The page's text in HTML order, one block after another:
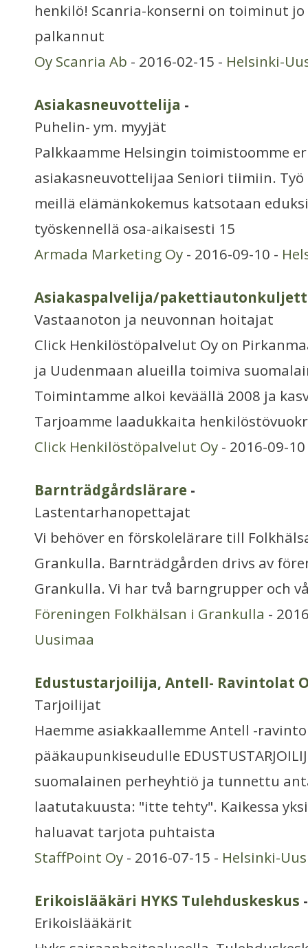
henkilö! Scanria-konserni on toiminut
palkannut
Oy Scanria Ab - 2016-02-15 - Helsinki-
Asiakasneuvottelija -
Puhelin- ym. myyjät
Palkkaamme Helsingin toimistoomme
asiakasneuvottelijaa Seniori tiimiin.
meillä elämänkokemus katsotaan
työskennellä osa-aikaisesti 15
Armada Marketing Oy - 2016-09-10 -
Asiakaspalvelija/
Vastaanoton ja neuvonnan hoitajat
Click Henkilöstöpalvelut Oy on
ja Uudenmaan alueilla toimiva
Toimintamme alkoi keväällä 2008 ja
Tarjoamme laadukkaita
Click Henkilöstöpalvelut Oy - 2016-09-
Barnträdgårdslärare -
Lastentarhanopettajat
Vi behöver en förskolelärare till
Grankulla. Barnträdgården drivs av
Grankulla. Vi har två barngrupper och
Föreningen Folkhälsan i Grankulla -
Uusimaa
Edustustarjoilija, Antell- Ravintolat
Tarjoilijat
Haemme asiakkaallemme Antell -
pääkaupunkiseudulle
suomalainen perheyhtiö ja tunnettu
laatutakuusta: "itte tehty". Kaikessa
haluavat tarjota puhtaista
StaffPoint Oy - 2016-07-15 - Helsinki-
Erikoislääkäri HYKS Tulehduskeskus -
Erikoislääkärit